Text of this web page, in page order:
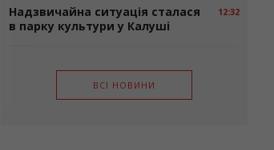
12:32
Надзвичайна ситуація сталася
в парку культури у Калуші
ВСІ НОВИНИ